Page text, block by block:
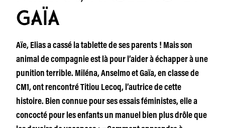
GAÏA
Aïe, Elias a cassé la tablette de ses parents ! Mais son
animal de compagnie est là pour l’aider à échapper à une
punition terrible. Miléna, Anselmo et Gaïa, en classe de
CM1, ont rencontré Titiou Lecoq, l’autrice de cette
histoire. Bien connue pour ses essais féministes, elle a
concocté pour les enfants un manuel bien plus drôle que